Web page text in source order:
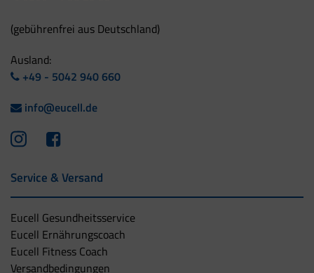
(gebührenfrei aus Deutschland)
Ausland:
+49 - 5042 940 660
info@eucell.de
Service & Versand
Eucell Gesundheitsservice
Eucell Ernährungscoach
Eucell Fitness Coach
Versandbedingungen